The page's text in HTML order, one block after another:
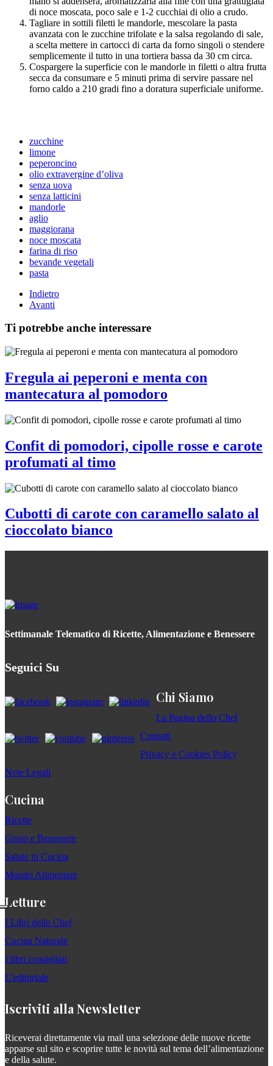
di noce moscata, poco sale e 1-2 cucchiai di olio a crudo.
Tagliare in sottili filetti le mandorle, mescolare la pasta
avanzata con le zucchine trifolate e la salsa regolando di sale,
a scelta mettere in cartocci di carta da forno singoli o stendere
semplicemente il tutto in una tortiera bassa da 30 cm circa.
Cospargere la superficie con le mandorle in filetti o altra frutta
secca da consumare e 5 minuti prima di servire passare nel
forno caldo a 210 gradi fino a doratura superficiale uniforme.
zucchine
limone
peperoncino
olio extravergine d’oliva
senza uova
senza latticini
mandorle
aglio
maggiorana
noce moscata
farina di riso
bevande vegetali
pasta
Indietro
Avanti
Ti potrebbe anche interessare
Fregula ai peperoni e menta con
mantecatura al pomodoro
Confit di pomodori, cipolle rosse e carote
profumati al timo
Cubotti di carote con caramello salato al
cioccolato bianco
Settimanale Telematico di Ricette, Alimentazione e Benessere
Seguici Su
Chi Siamo
La Pagina dello Chef
Contatti
Privacy e Cookies Policy
Note Legali
Cucina
Ricette
Gusto e Benessere
Salute in Cucina
Mondo Alimentare
Letture
I Libri dello Chef
Cucina Naturale
I libri consigliati
L'editoriale
Iscriviti alla Newsletter
Riceverai direttamente via mail una selezione delle nuove ricette
apparse sul sito e scoprire tutte le novità sul tema dell’alimentazione
e della salute.